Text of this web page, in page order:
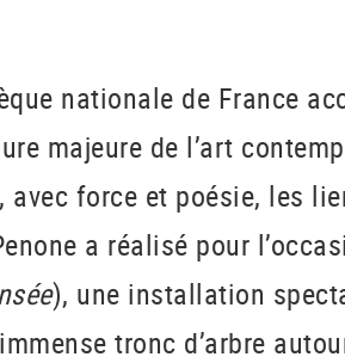
nationale de France
majeure de l’art
avec force et poésie, les
a réalisé pour
), une installation
tronc d’arbre